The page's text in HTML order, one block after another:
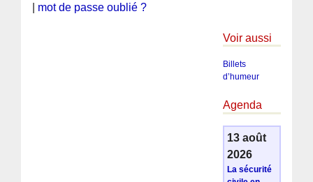
mot de passe oublié ?
Voir aussi
Billets
d’humeur
Agenda
13 août
2026
La sécurité